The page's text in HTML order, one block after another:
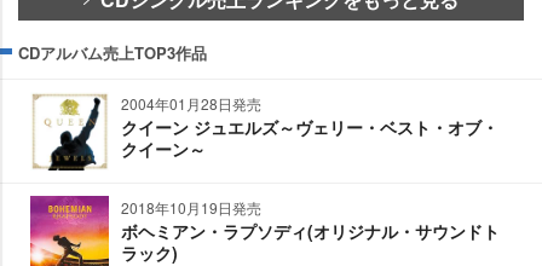
CDアルバム売上TOP3作品
2004年01月28日発売
クイーン ジュエルズ～ヴェリー・ベスト・オブ・
クイーン～
2018年10月19日発売
ボヘミアン・ラプソディ(オリジナル・サウンドト
ラック)